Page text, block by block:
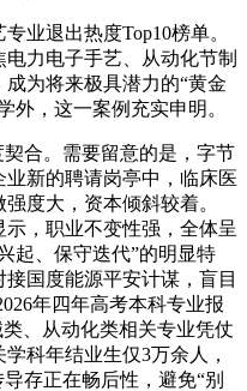
退出热度Top10榜单。
力电子手艺、从动化节制
为将来极具潜力的“黄金
外，这一案例充实申明。
合。需要留意的是，字节
新的聘请岗亭中，临床医
度大，资本倾斜较着。
示，职业不变性强，全体呈
起、保守迭代”的明显特
国度能源平安计谋，盲目
年四年高考本科专业报
、从动化类相关专业凭仗
科年结业生仅3万余人，
存正在畅后性，避免“别